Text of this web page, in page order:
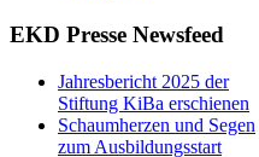
EKD Presse Newsfeed
Jahresbericht 2025 der
Stiftung KiBa erschienen
Schaumherzen und Segen
zum Ausbildungsstart